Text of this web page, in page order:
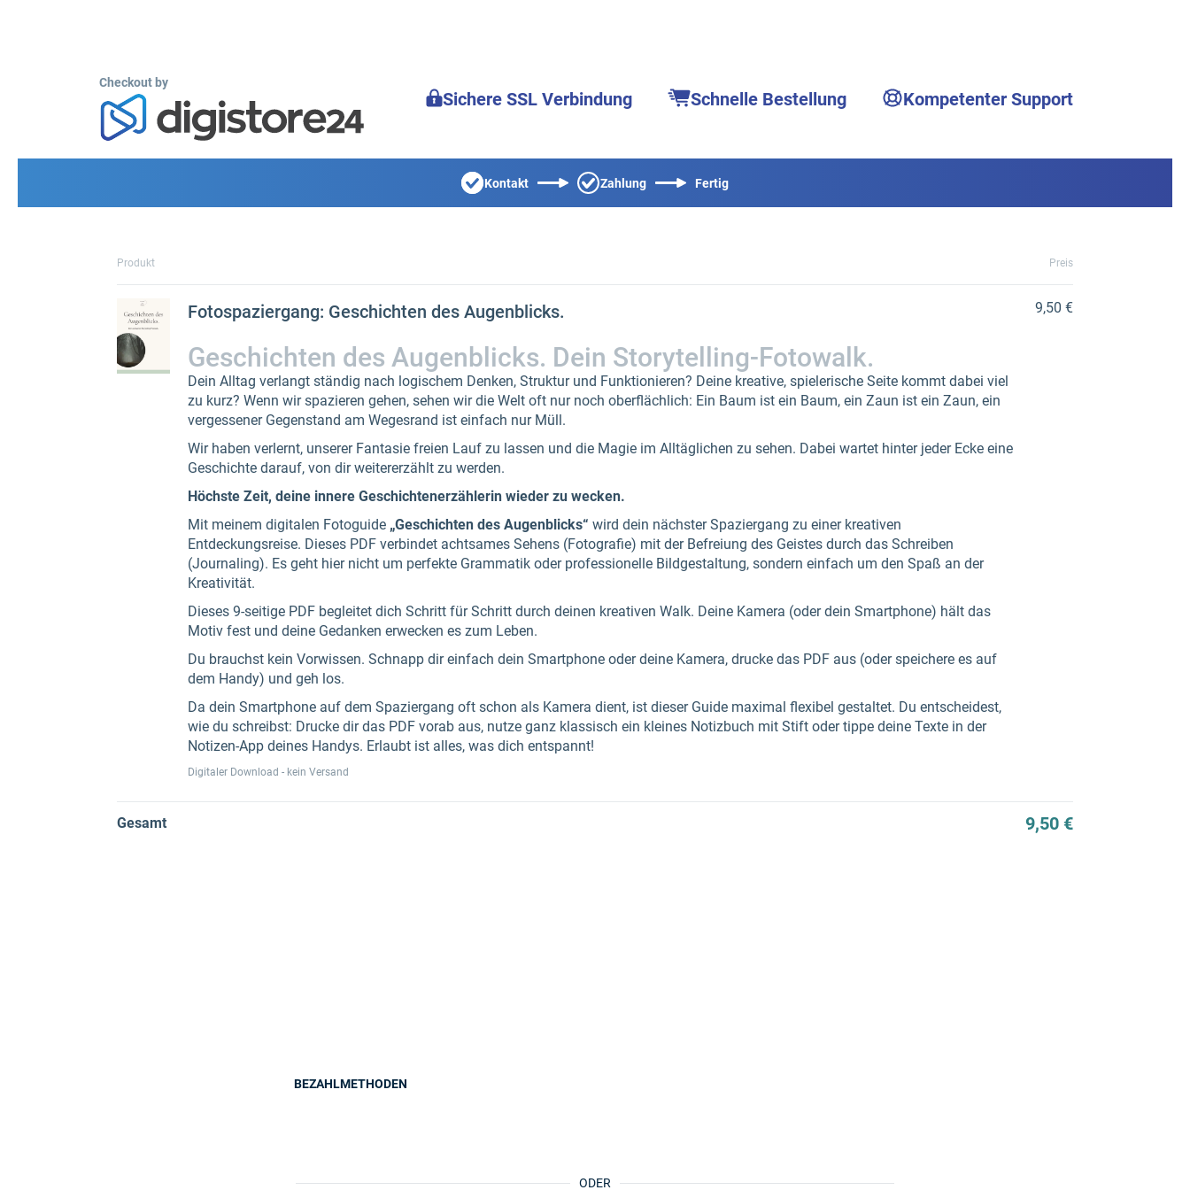
Checkout by
Sichere SSL Verbindung Schnelle Bestellung Kompetenter Support
Kontakt Zahlung Fertig
Produkt Preis
Fotospaziergang: Geschichten des Augenblicks.
Geschichten des Augenblicks. Dein Storytelling-Fotowalk.
Dein Alltag verlangt ständig nach logischem Denken, Struktur und Funktionieren? Deine kreative, spielerische Seite kommt dabei viel
zu kurz? Wenn wir spazieren gehen, sehen wir die Welt oft nur noch oberflächlich: Ein Baum ist ein Baum, ein Zaun ist ein Zaun, ein
vergessener Gegenstand am Wegesrand ist einfach nur Müll.
Wir haben verlernt, unserer Fantasie freien Lauf zu lassen und die Magie im Alltäglichen zu sehen. Dabei wartet hinter jeder Ecke eine
Geschichte darauf, von dir weitererzählt zu werden.
Höchste Zeit, deine innere Geschichtenerzählerin wieder zu wecken.
Mit meinem digitalen Fotoguide „Geschichten des Augenblicks“ wird dein nächster Spaziergang zu einer kreativen
Entdeckungsreise. Dieses PDF verbindet achtsames Sehens (Fotografie) mit der Befreiung des Geistes durch das Schreiben
(Journaling). Es geht hier nicht um perfekte Grammatik oder professionelle Bildgestaltung, sondern einfach um den Spaß an der
Kreativität.
Dieses 9-seitige PDF begleitet dich Schritt für Schritt durch deinen kreativen Walk. Deine Kamera (oder dein Smartphone) hält das
Motiv fest und deine Gedanken erwecken es zum Leben.
Du brauchst kein Vorwissen. Schnapp dir einfach dein Smartphone oder deine Kamera, drucke das PDF aus (oder speichere es auf
dem Handy) und geh los.
Da dein Smartphone auf dem Spaziergang oft schon als Kamera dient, ist dieser Guide maximal flexibel gestaltet. Du entscheidest,
wie du schreibst: Drucke dir das PDF vorab aus, nutze ganz klassisch ein kleines Notizbuch mit Stift oder tippe deine Texte in der
Notizen-App deines Handys. Erlaubt ist alles, was dich entspannt!
Digitaler Download - kein Versand
9,50 €
Gesamt 9,50 €
ODER
BEZAHLMETHODEN